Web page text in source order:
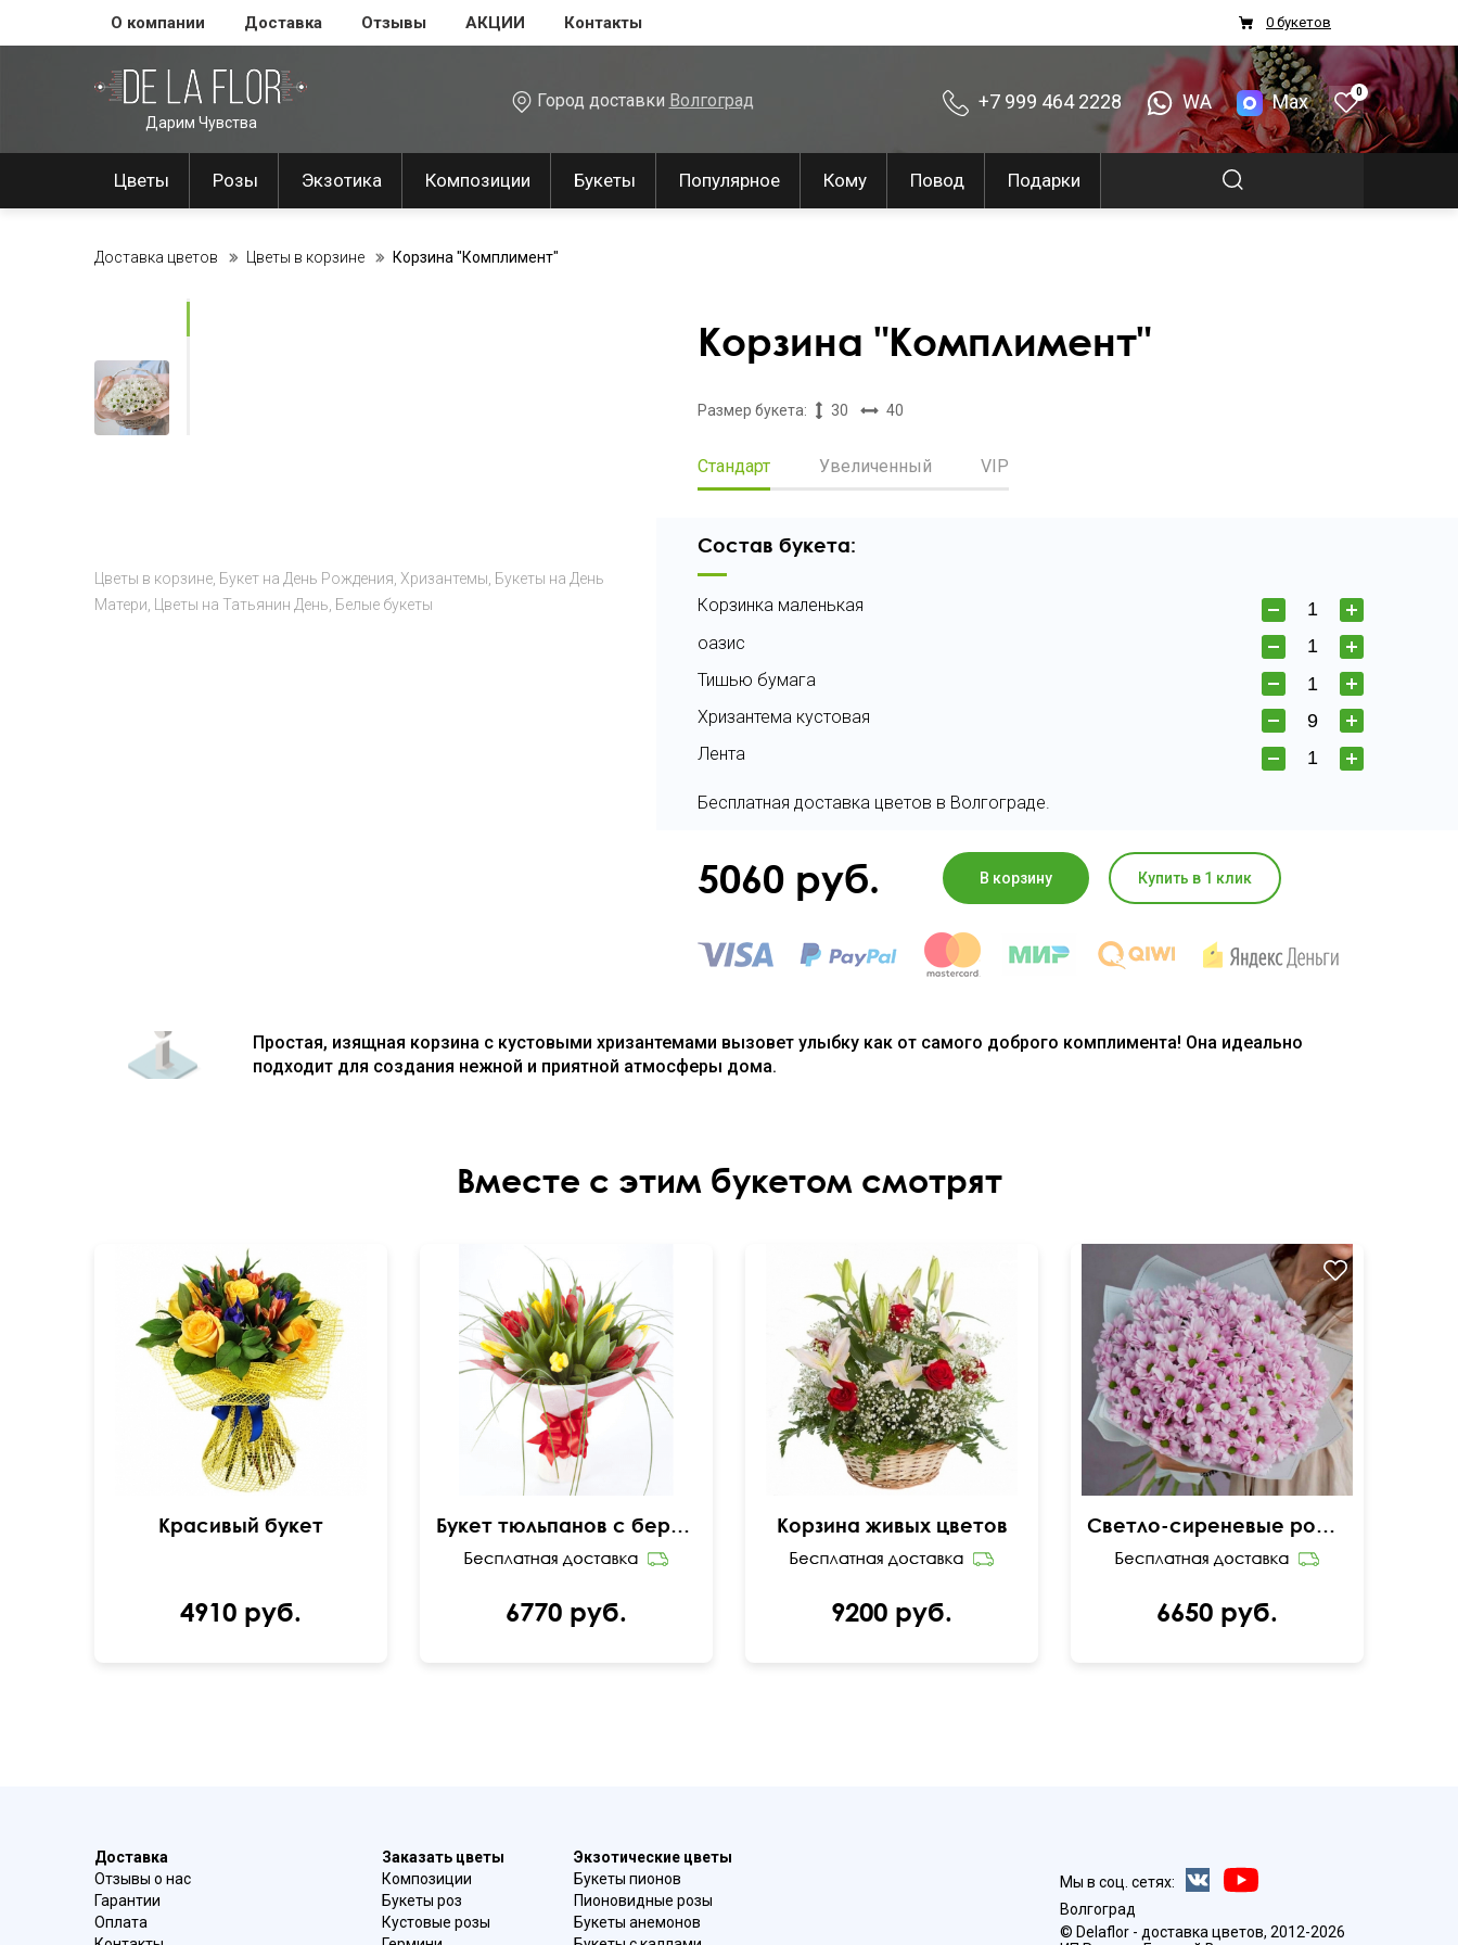
О компании Доставка Отзывы АКЦИИ Контакты 0 букетов
Дарим Чувства
Город доставки Волгоград +7 999 464 2228 WA Max 0
Цветы Розы Экзотика Композиции Букеты Популярное Кому Повод Подарки
Доставка цветов Цветы в корзине Корзина "Комплимент"
Цветы в корзине Букет на День Рождения Хризантемы Букеты на День
Матери Цветы на Татьянин День Белые букеты
Корзина "Комплимент"
Размер букета: 30 40
Стандарт Увеличенный VIP
Состав букета:
Корзинка маленькая
оазис
Тишью бумага
Хризантема кустовая
Лента
Бесплатная доставка цветов в Волгограде.
5060 руб. В корзину Купить в 1 клик
Простая, изящная корзина с кустовыми хризантемами вызовет улыбку как от самого доброго комплимента! Она идеально
подходит для создания нежной и приятной атмосферы дома.
Вместе с этим букетом смотрят
Красивый букет
4910 руб.
Букет тюльпанов с берграссом "Впечатление"
6770 руб.
Корзина живых цветов
9200 руб.
Светло-сиреневые ромашковые хризантемы с оформлением
6650 руб.
Доставка
Отзывы о нас
Гарантии
Оплата
Заказать цветы
Композиции
Букеты роз
Кустовые розы
Экзотические цветы
Букеты пионов
Пионовидные розы
Букеты анемонов
Мы в соц. сетях:
Волгоград
© Delaflor - доставка цветов, 2012-2026